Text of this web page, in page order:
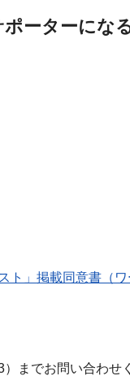
ーターにな
ト」掲載同意書（ワ
までお問い合わせ